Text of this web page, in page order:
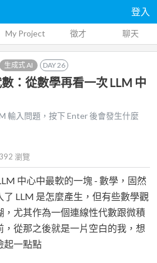
登入
My Project 徵才 聊天
生成式 AI DAY26
：從數學再看一次 LLM 中
輸入問題，按下 Enter 後會發生什麼
392 瀏覽
中心中最軟的一塊 - 數學，固然
LLM 是怎麼產生，但有些數學觀
，尤其作為一個連線性代數跟微積
從那之後就是一片空白的我，想
起一點點